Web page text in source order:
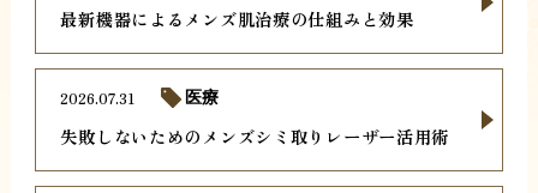
最新機器によるメンズ肌治療の仕組みと効果
失敗しないためのメンズシミ取りレーザー活用術
2026.07.31 医療